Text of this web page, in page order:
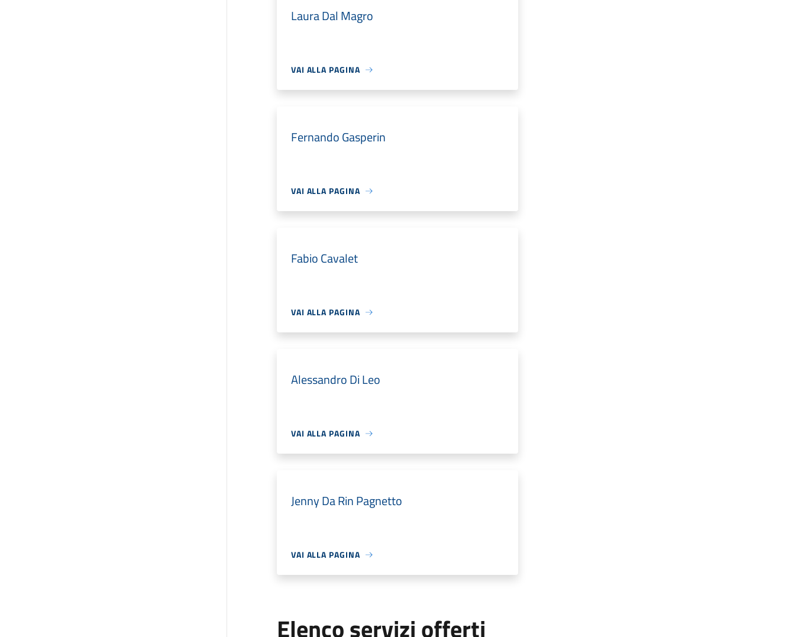
Laura Dal Magro
VAI ALLA PAGINA
Fernando Gasperin
VAI ALLA PAGINA
Fabio Cavalet
VAI ALLA PAGINA
Alessandro Di Leo
VAI ALLA PAGINA
Jenny Da Rin Pagnetto
VAI ALLA PAGINA
Elenco servizi offerti